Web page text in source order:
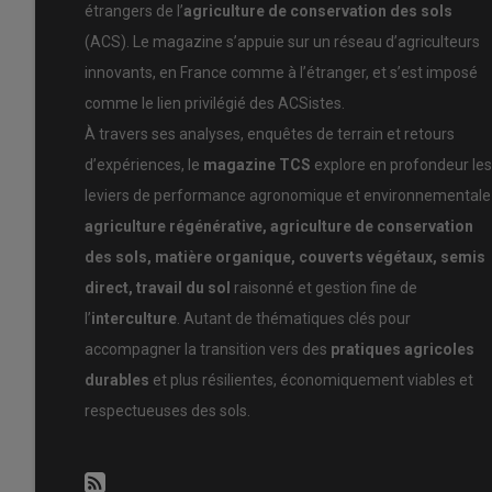
Diversifier pour restaurer le sol et la
Jusqu’en 2016, David cultivait principalement du blé
une forte perturbation mécanique des sols
Avec le passage au semis direct, il cherchait d’abord à
et rapide. David a notamment poussé le curseur encore
étaient régulièrement critiquées. Plus tard, une voisine
et plus que ceux des parcelles voisines. Une
Les couverts végétaux ont très rapidement fait leur
récolte.
Le premier objectif des couverts végétaux pour David
étrangers de l’agriculture de conservation des sols
(ACS). Le magazine s’appuie sur un réseau d’agriculteurs
innovants, en France comme à l’étranger, et s’est imposé
comme le lien privilégié des ACSistes.
À travers ses analyses, enquêtes de terrain et retours
d’expériences, le magazine TCS explore en profondeur les
leviers de performance agronomique et environnementale
agriculture régénérative, agriculture de conservation
des sols, matière organique, couverts végétaux, semis
direct, travail du sol raisonné et gestion fine de
l’interculture . Autant de thématiques clés pour
accompagner la transition vers des pratiques agricoles
durables et plus résilientes, économiquement viables et
respectueuses des sols.